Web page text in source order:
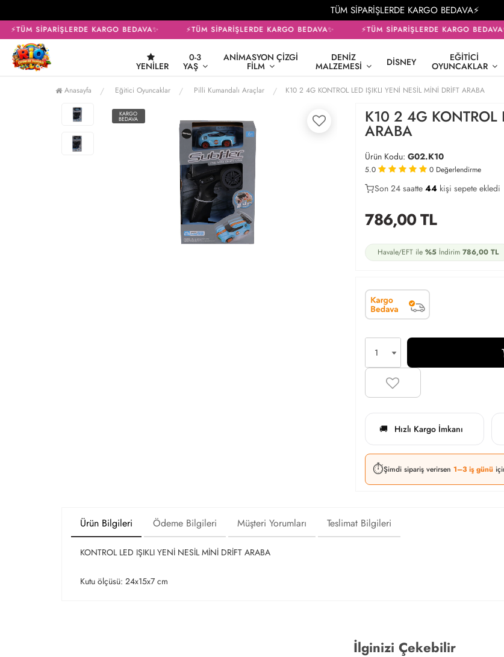
TÜM SİPARİŞLERDE KARGO BEDAVA⚡
⚡TÜM SİPARİŞLERDE KARGO BEDAVA✨ ⚡TÜM SİPARİŞLERDE KARGO BEDAVA✨ ⚡TÜM SİPARİŞLERDE KARGO BEDAVA✨
YENILER
0-3
YAŞ
ANIMASYON ÇIZGI
FILM
DENIZ
MALZEMESI DISNEY EĞITICI
OYUNCAKLAR
Anasayfa Eğitici Oyuncaklar Pilli Kumandalı Araçlar K10 2 4G KONTROL LED IŞIKLI YENİ NESİL MİNİ DRİFT ARABA
KARGO
BEDAVA K10 2 4G KONTROL
ARABA
Ürün Kodu: G02.K10
5.0 0 Değerlendirme
31
Son 24 saatte 44kişi sepete ekledi
16
786,00TL
Havale/EFT ile %5İndirim 786,00TL
🚚 Hızlı Kargo İmkanı
⏱️Şimdi sipariş verirsen 1–3 iş günü
Ürün Bilgileri Ödeme Bilgileri Müşteri Yorumları Teslimat Bilgileri
KONTROL LED IŞIKLI YENİ NESİL MİNİ DRİFT ARABA
Kutu ölçüsü: 24x15x7 cm
İlginizi Çekebilir